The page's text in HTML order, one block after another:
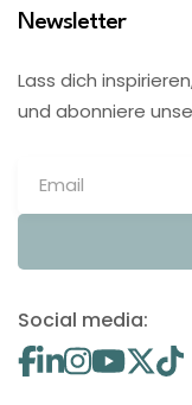
Newsletter
Lass dich
und abonniere
Social media: